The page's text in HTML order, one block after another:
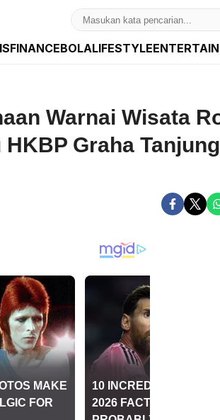
FINANCEBOLALIFESTYLE
Warnai Wisata
Graha Tanjung